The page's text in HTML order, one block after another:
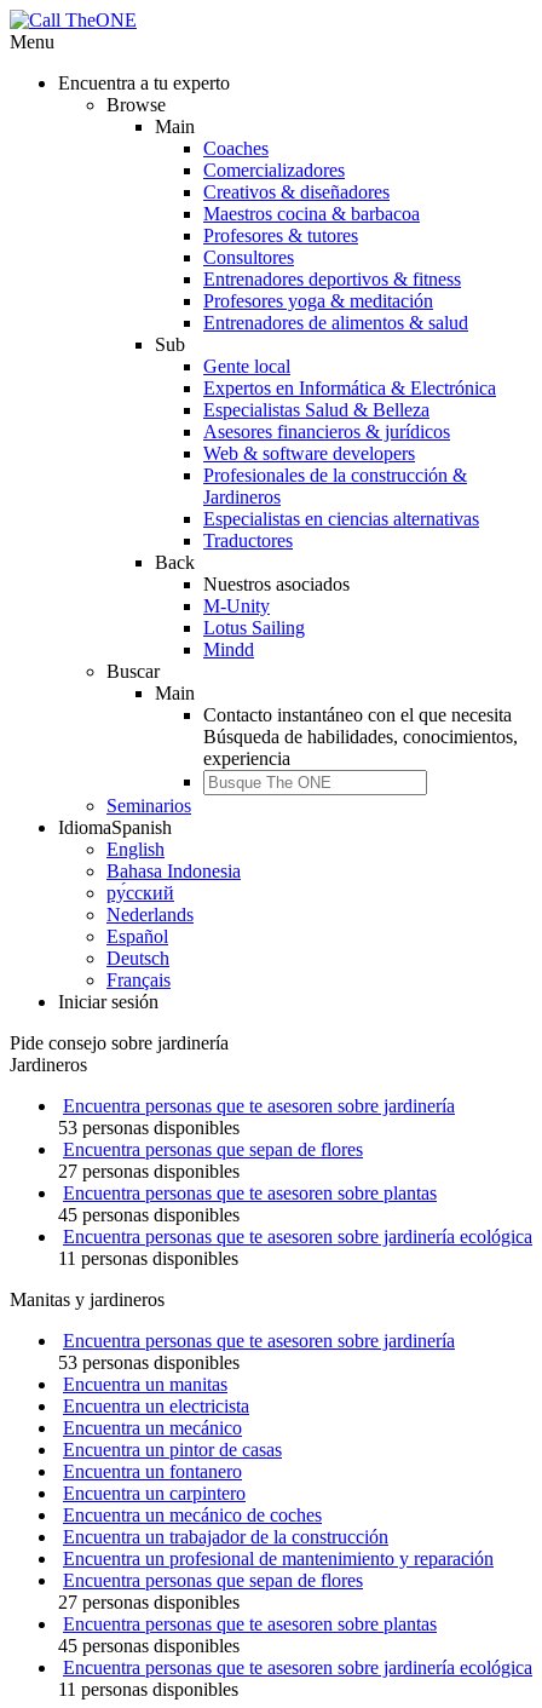
Menu
Encuentra a tu experto
Browse
Main
Coaches
Comercializadores
Creativos & diseñadores
Maestros cocina & barbacoa
Profesores & tutores
Consultores
Entrenadores deportivos & fitness
Profesores yoga & meditación
Entrenadores de alimentos & salud
Sub
Gente local
Expertos en Informática & Electrónica
Especialistas Salud & Belleza
Asesores financieros & jurídicos
Web & software developers
Profesionales de la construcción &
Jardineros
Especialistas en ciencias alternativas
Traductores
Back
Nuestros asociados
M-Unity
Lotus Sailing
Mindd
Buscar
Main
Contacto instantáneo con el que necesita
Búsqueda de habilidades, conocimientos,
experiencia
Seminarios
IdiomaSpanish
English
Bahasa Indonesia
ру́сский
Nederlands
Español
Deutsch
Français
Iniciar sesión
Pide consejo sobre jardinería
Jardineros
Encuentra personas que te asesoren sobre jardinería
53 personas disponibles
Encuentra personas que sepan de flores
27 personas disponibles
Encuentra personas que te asesoren sobre plantas
45 personas disponibles
Encuentra personas que te asesoren sobre jardinería ecológica
11 personas disponibles
Manitas y jardineros
Encuentra personas que te asesoren sobre jardinería
53 personas disponibles
Encuentra un manitas
Encuentra un electricista
Encuentra un mecánico
Encuentra un pintor de casas
Encuentra un fontanero
Encuentra un carpintero
Encuentra un mecánico de coches
Encuentra un trabajador de la construcción
Encuentra un profesional de mantenimiento y reparación
Encuentra personas que sepan de flores
27 personas disponibles
Encuentra personas que te asesoren sobre plantas
45 personas disponibles
Encuentra personas que te asesoren sobre jardinería ecológica
11 personas disponibles